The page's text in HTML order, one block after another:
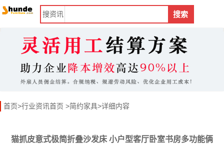
搜资讯 搜索
首页>行业资讯首页 >简约家具>详细内容
猫抓皮意式极简折叠沙发床 小户型客厅卧室书房多功能俩